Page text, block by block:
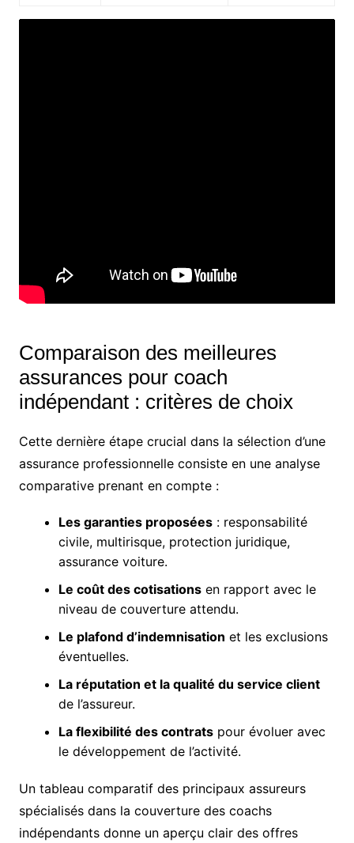
Comparaison des meilleures
assurances pour coach
indépendant : critères de choix
Cette dernière étape crucial dans la sélection d’une
assurance professionnelle consiste en une analyse
comparative prenant en compte :
Les garanties proposées: responsabilité
civile, multirisque, protection juridique,
assurance voiture.
Le coût des cotisationsen rapport avec le
niveau de couverture attendu.
Le plafond d’indemnisation et les exclusions
éventuelles.
La réputation et la qualité du service client
de l’assureur.
La flexibilité des contratspour évoluer avec
le développement de l’activité.
Un tableau comparatif des principaux assureurs
spécialisés dans la couverture des coachs
indépendants donne un aperçu clair des offres